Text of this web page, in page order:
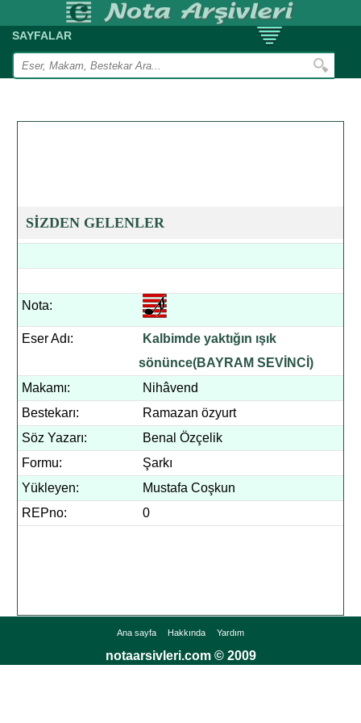
SAYFALAR
SİZDEN GELENLER
Nota:
Eser Adı:
Kalbimde yaktığın ışık
sönünce(BAYRAM SEVİNCİ)
Makamı:
Nihâvend
Bestekarı:
Ramazan özyurt
Söz Yazarı:
Benal Özçelik
Formu:
Şarkı
Yükleyen:
Mustafa Coşkun
REPno:
0
Ana sayfa Hakkında Yardım
notaarsivleri.com © 2009